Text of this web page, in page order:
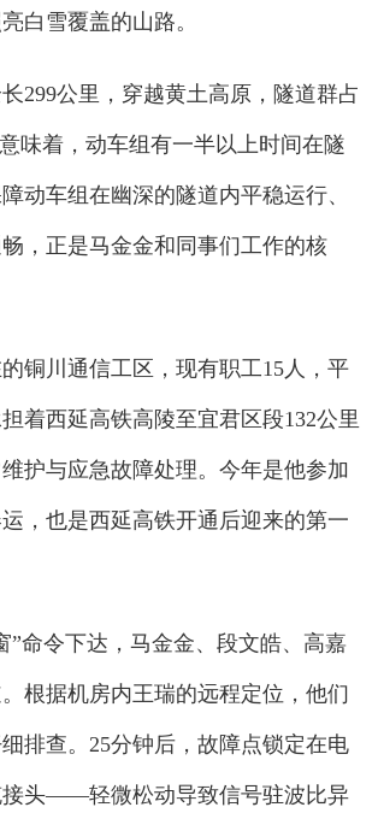
白雪覆盖的山路。
公里，穿越黄土高原，隧道群占
味着，动车组有一半以上时间在隧
动车组在幽深的隧道内平稳运行、
，正是马金金和同事们工作的核
川通信工区，现有职工15人，平
着西延高铁高陵至宜君区段132公里
护与应急故障处理。今年是他参加
，也是西延高铁开通后迎来的第一
令下达，马金金、段文皓、高嘉
根据机房内王瑞的远程定位，他们
排查。25分钟后，故障点锁定在电
接头——轻微松动导致信号驻波比异